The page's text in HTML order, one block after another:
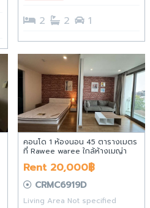
2 2 1
คอนโด 1 ห้องนอน 45 ตารางเมตร
ที่ Rawee waree ใกล้ห้างเมญ่า
มอล ตั้งอยู่ที่ ตำบลช้างเผือก
อำเภอเมืองเชียงใหม่ จังหวัด
เชียงใหม่ พร้อมเฟอร์นิเจอร์ครบ
ครันพร้อมอยู่
Rent 20,000฿
CRMC6919D
Living Area Not specified